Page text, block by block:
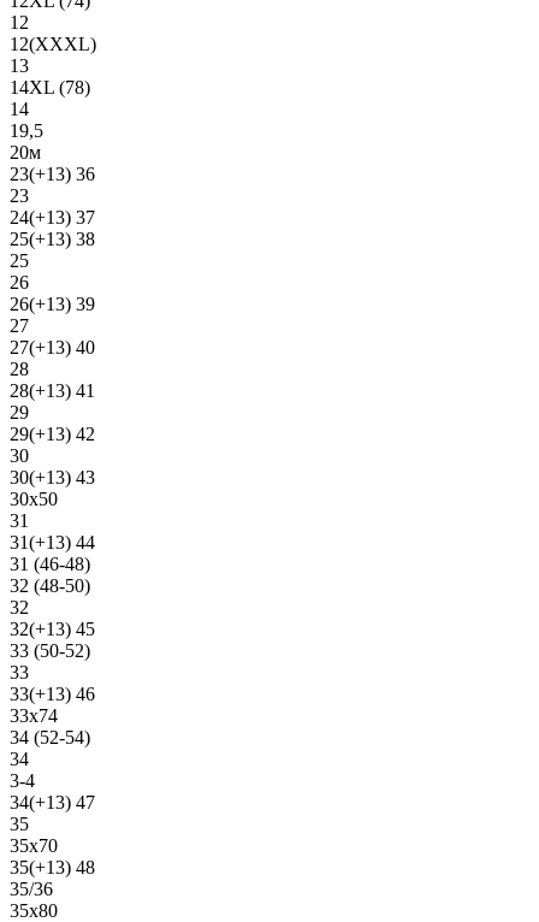
12
12(ХХХL)
13
14XL (78)
14
19,5
20м
23(+13) 36
23
24(+13) 37
25(+13) 38
25
26
26(+13) 39
27
27(+13) 40
28
28(+13) 41
29
29(+13) 42
30
30(+13) 43
30х50
31
31(+13) 44
31 (46-48)
32 (48-50)
32
32(+13) 45
33 (50-52)
33
33(+13) 46
33х74
34 (52-54)
34
3-4
34(+13) 47
35
35х70
35(+13) 48
35/36
35х80